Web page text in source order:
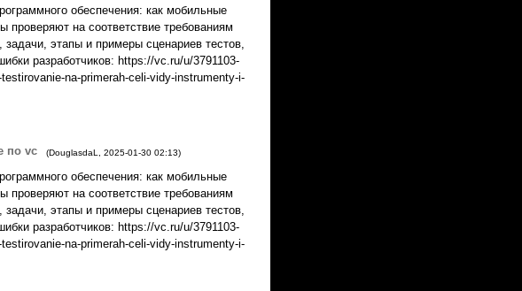
обеспечения: как мобильные
проверяют на соответствие требованиям
этапы и примеры сценариев тестов,
разработчиков: https://vc.ru/u/3791103-
na-primerah-celi-vidy-instrumenty-i-
по vc
(DouglasdaL 2025-01-30 02:13)
обеспечения: как мобильные
проверяют на соответствие требованиям
этапы и примеры сценариев тестов,
разработчиков: https://vc.ru/u/3791103-
na-primerah-celi-vidy-instrumenty-i-